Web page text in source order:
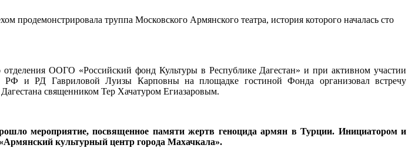
продемонстрировала труппа Московского Армянского театра, история которого началась сто
ООГО «Российский фонд Культуры в Республике Дагестан» и при активном участии
РФ и РД Гавриловой Луизы Карповны на площадке гостиной Фонда организовал встречу
священником Тер Хачатуром Егиазаровым.
мероприятие, посвященное памяти жертв геноцида армян в Турции. Инициатором и
культурный центр города Махачкала».